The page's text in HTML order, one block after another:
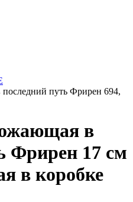
путь Фрирен 694,
в
Фрирен 17 см
в коробке